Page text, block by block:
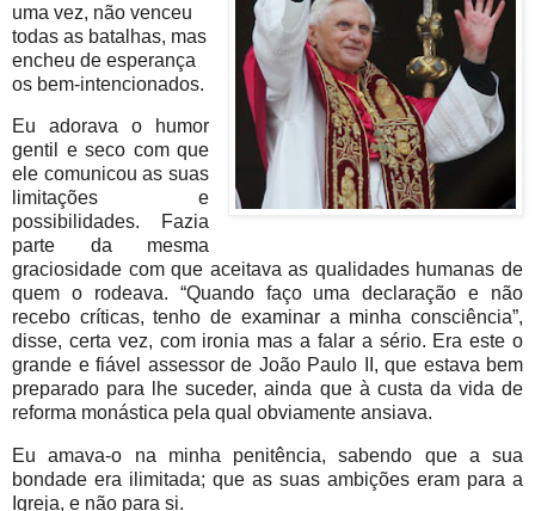
uma vez, não venceu
todas as batalhas, mas
encheu de esperança
os bem-intencionados.
Eu adorava o humor
gentil e seco com que
ele comunicou as suas
limitações e
possibilidades. Fazia
parte da mesma
graciosidade com que aceitava as qualidades humanas de
quem o rodeava. “Quando faço uma declaração e não
recebo críticas, tenho de examinar a minha consciência”,
disse, certa vez, com ironia mas a falar a sério. Era este o
grande e fiável assessor de João Paulo II, que estava bem
preparado para lhe suceder, ainda que à custa da vida de
reforma monástica pela qual obviamente ansiava.
Eu amava-o na minha penitência, sabendo que a sua
bondade era ilimitada; que as suas ambições eram para a
Igreja, e não para si.